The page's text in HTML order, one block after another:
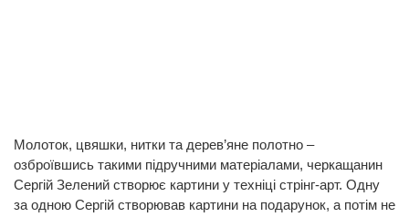
Молоток, цвяшки, нитки та дерев’яне полотно –
озброївшись такими підручними матеріалами, черкащанин
Сергій Зелений створює картини у техніці стрінг-арт. Одну
за одною Сергій створював картини на подарунок, а потім не